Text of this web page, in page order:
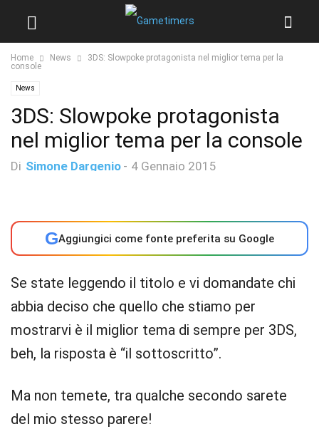
Home News
3DS: Slowpoke protagonista nel miglior tema per la
console
News
3DS: Slowpoke protagonista
nel miglior tema per la console
Di Simone Dargenio - 4 Gennaio 2015
GAggiungici come fonte preferita su Google
Se state leggendo il titolo e vi domandate chi
abbia deciso che quello che stiamo per
mostrarvi è il miglior tema di sempre per 3DS,
beh, la risposta è “il sottoscritto”.
Ma non temete, tra qualche secondo sarete
del mio stesso parere!